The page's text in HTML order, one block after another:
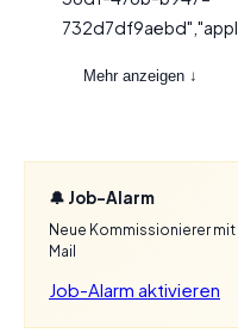
Mehr anzeigen ↓
🔔 Job-Alarm
Neue Kommissionierer
Mail
Job-Alarm aktivieren